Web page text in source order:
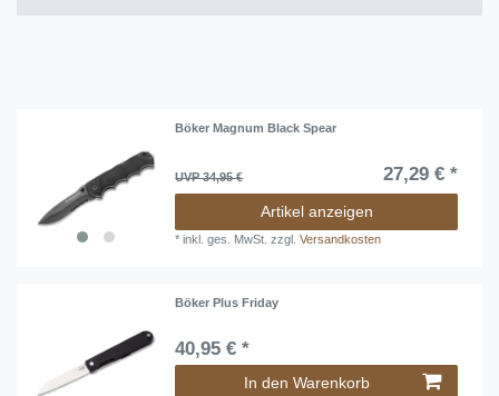
Böker Magnum Black Spear
UVP 34,95 € 27,29 € *
Artikel anzeigen
*inkl. ges. MwSt. zzgl.Versandkosten
Böker Plus Friday
40,95 € *
In den Warenkorb